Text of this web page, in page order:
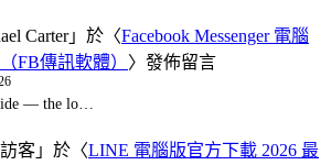
Carter」於〈Facebook Messenger 電腦
FB傳訊軟體） 〉發佈留言
— the lo…
客 」於〈LINE 電腦版官方下載 2026 最